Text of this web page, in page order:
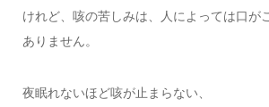
けれど、咳の苦しみは、人によっては口が
ありません。
夜眠れないほど咳が止まらない、